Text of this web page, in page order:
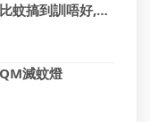
返工一日已經好辛苦,晚上仲要比蚊搞到訓唔好,QM幫到您
滅蚊燈